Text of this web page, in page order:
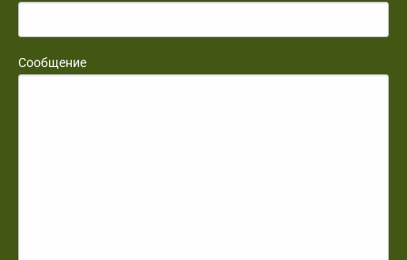
Сообщение